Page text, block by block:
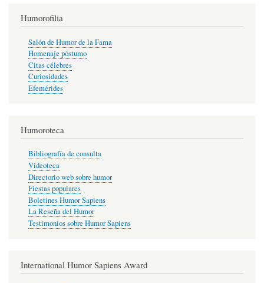
Humorofilia
Salón de Humor de la Fama
Homenaje póstumo
Citas célebres
Curiosidades
Efemérides
Humoroteca
Bibliografía de consulta
Videoteca
Directorio web sobre humor
Fiestas populares
Boletines Humor Sapiens
La Reseña del Humor
Testimonios sobre Humor Sapiens
International Humor Sapiens Award